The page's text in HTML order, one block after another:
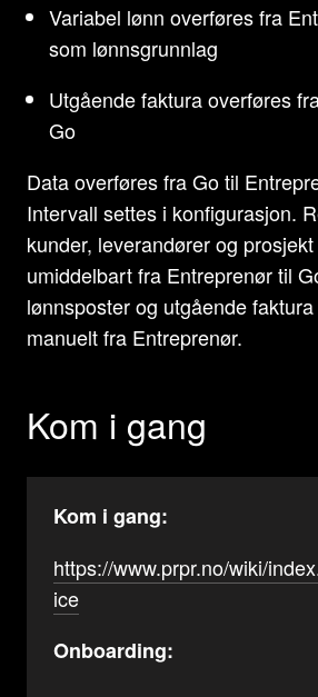
Variabel lønn overføres fra
som lønnsgrunnlag
Utgående faktura overføres
Go
Data overføres fra Go til
Intervall settes i konfigurasjon.
kunder, leverandører og
umiddelbart fra Entreprenør til
lønnsposter og utgående
manuelt fra Entreprenør.
Kom i gang
Kom i gang:
https://www.prpr.no/wiki/
ice
Onboarding: